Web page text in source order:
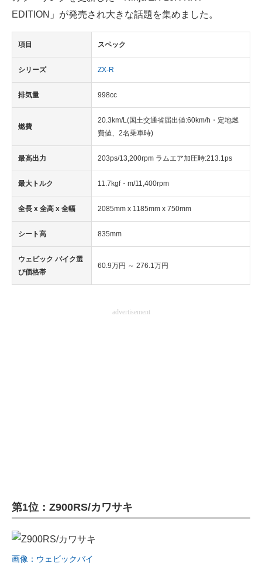
EDITION」が発売され大きな話題を集めました。
項目 スペック
シリーズ ZX-R
排気量 998cc
燃費
20.3km/L(国土交通省届出値:60km/h・定地燃
費値、2名乗車時)
最高出力 203ps/13,200rpm ラムエア加圧時:213.1ps
最大トルク 11.7kgf・m/11,400rpm
全長 x 全高 x 全幅 2085mm x 1185mm x 750mm
シート高 835mm
ウェビック バイク選
び価格帯
60.9万円 ～ 276.1万円
advertisement
第1位：Z900RS/カワサキ
画像：ウェビックバイ